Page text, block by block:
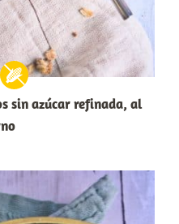
sin azúcar refinada, al